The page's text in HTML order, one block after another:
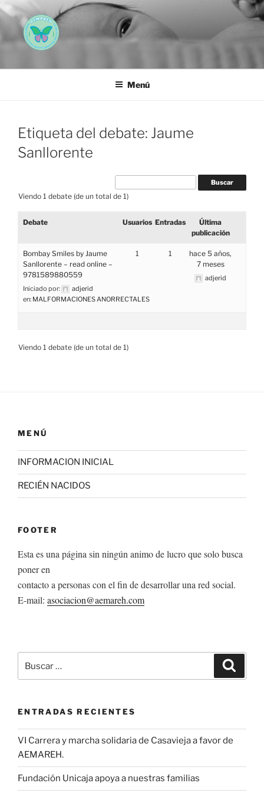
Saltar
al
contenido
AEMAREH
Menú
Etiqueta del debate: Jaume
Sanllorente
Viendo 1 debate (de un total de 1)
Debate Usuarios Entradas
Última
publicación
Bombay Smiles by Jaume
Sanllorente – read online –
9781589880559
Iniciado por:
adjerid
en: MALFORMACIONES ANORRECTALES
1 1
hace 5 años,
7 meses
adjerid
Viendo 1 debate (de un total de 1)
MENÚ
INFORMACION INICIAL
RECIÉN NACIDOS
FOOTER
Esta es una página sin ningún animo de lucro que solo busca
poner en
contacto a personas con el fin de desarrollar una red social.
E-mail: asociacion@aemareh.com
por:
ENTRADAS RECIENTES
VI Carrera y marcha solidaria de Casavieja a favor de
AEMAREH.
Fundación Unicaja apoya a nuestras familias